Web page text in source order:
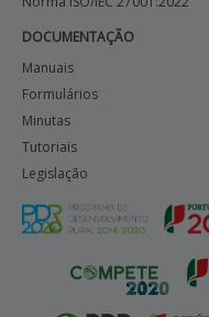
DOCUMENTAÇÃO
Manuais
Formulários
Minutas
Tutoriais
Legislação